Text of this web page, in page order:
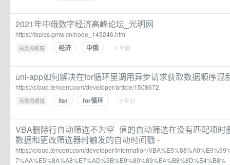
2021年中俄数字经济高峰论坛_光明网
https://topics.gmw.cn/node_143246.htm
另类的眼镜 · 经济 中俄 · 3 年前
uni-app如何解决在for循环里调用异步请求获取数据顺序混
https://cloud.tencent.com/developer/article/1508672
另类的眼镜 · list for循环 · 3 年前
VBA删除行自动筛选不为空_值的自动筛选在没有匹配项时
数据和更改筛选器时触发的自动时间戳 -
https://cloud.tencent.com/developer/information/
7%AA%E5%8A%A8%E7%AD%9B%E9%80%89%E4%B8%8D%E4%B8%